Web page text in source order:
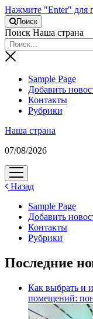
Нажмите "Enter" для
Поиск
Поиск Наша страна
Sample Page
Добавить
Контакты
Рубрики
Наша страна
07/08/2026
открыть
меню
Назад
Sample Page
Добавить
Контакты
Рубрики
Последние
Как выбрать и
помещений: